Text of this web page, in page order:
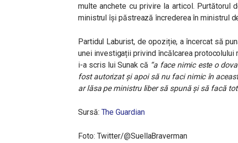
multe anchete cu privire la articol. Purtătorul
ministrul își păstrează încrederea în ministrul
Partidul Laburist, de opoziție, a încercat să
unei investigații privind încălcarea
i-a scris lui Sunak că “a face nimic este o
fost autorizat și apoi să nu faci nimic în
ar lăsa pe ministru liber să spună și să facă
Sursă: The Guardian
Foto: Twitter/@SuellaBraverman